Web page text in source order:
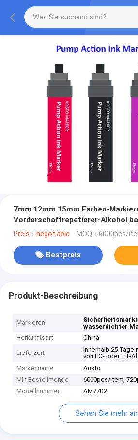
7mm 12mm 15mm Farben-
Vorderschaftrepetierer-Alkohol
Tinten-Markierung
Preis：negotiable MOQ：6000pcs/
Bestpreis
Produkt-Beschreibung
Markieren
wasserdichter
Herkunftsort
China
Lieferzeit
Innerhalb 25 Tage
von LC- oder TT-
Markenname
Aristo
Min Bestellmenge
6000pcs/item,
Modellnummer
AM7702
Sehen Sie mehr an